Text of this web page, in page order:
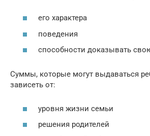
его характера
поведения
способности доказывать
Суммы, которые могут выдаваться
зависеть от:
уровня жизни семьи
решения родителей